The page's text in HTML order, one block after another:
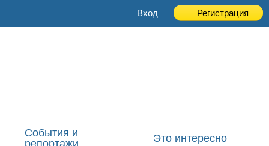
Вход Регистрация
События и
репортажи
Это интересно